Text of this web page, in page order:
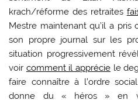
krach/réforme des retraites
Mestre maintenant qu’il a pris
son propre journal sur les
situation progressivement
voir comment il apprécie le
faire connaître à l’ordre
donne du «
héros
» en